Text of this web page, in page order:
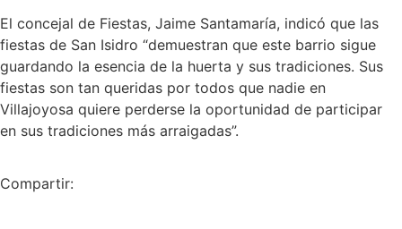
El concejal de Fiestas, Jaime Santamaría, indicó que las
fiestas de San Isidro “demuestran que este barrio sigue
guardando la esencia de la huerta y sus tradiciones. Sus
fiestas son tan queridas por todos que nadie en
Villajoyosa quiere perderse la oportunidad de participar
en sus tradiciones más arraigadas”.
Compartir: